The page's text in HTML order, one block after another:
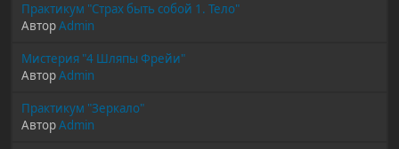
Практикум "Страх быть собой 1. Тело"
АвторAdmin
Мистерия "4 Шляпы Фрейи"
АвторAdmin
Практикум "Зеркало"
АвторAdmin